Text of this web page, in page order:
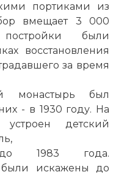
портиками из
вмещает 3 000
были
восстановления
за время
монастырь был
- в 1930 году. На
детский
до 1983 года.
искажены до